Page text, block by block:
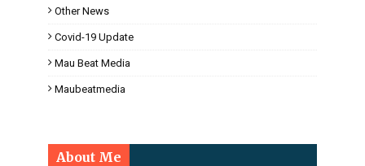
Other News
Covid-19 Update
Mau Beat Media
Maubeatmedia
About Me